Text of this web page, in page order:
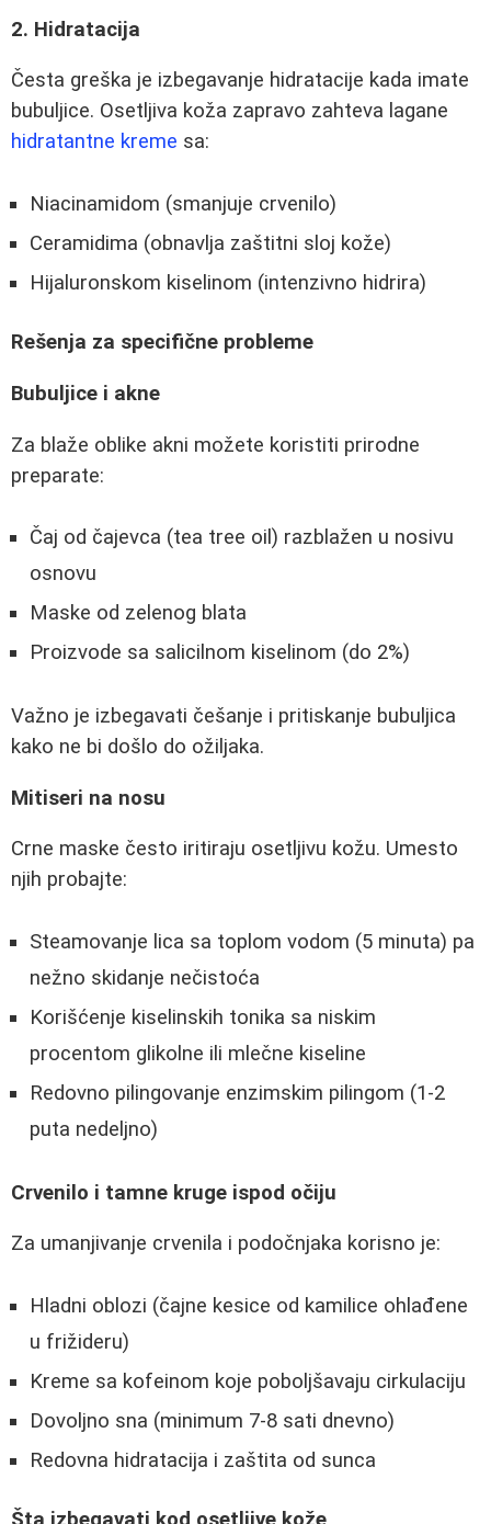
2. Hidratacija
Česta greška je izbegavanje hidratacije kada imate
bubuljice. Osetljiva koža zapravo zahteva lagane
hidratantne kreme sa:
Niacinamidom (smanjuje crvenilo)
Ceramidima (obnavlja zaštitni sloj kože)
Hijaluronskom kiselinom (intenzivno hidrira)
Rešenja za specifične probleme
Bubuljice i akne
Za blaže oblike akni možete koristiti prirodne
preparate:
Čaj od čajevca (tea tree oil) razblažen u nosivu
osnovu
Maske od zelenog blata
Proizvode sa salicilnom kiselinom (do 2%)
Važno je izbegavati češanje i pritiskanje bubuljica
kako ne bi došlo do ožiljaka.
Mitiseri na nosu
Crne maske često iritiraju osetljivu kožu. Umesto
njih probajte:
Steamovanje lica sa toplom vodom (5 minuta) pa
nežno skidanje nečistoća
Korišćenje kiselinskih tonika sa niskim
procentom glikolne ili mlečne kiseline
Redovno pilingovanje enzimskim pilingom (1-2
puta nedeljno)
Crvenilo i tamne kruge ispod očiju
Za umanjivanje crvenila i podočnjaka korisno je:
Hladni oblozi (čajne kesice od kamilice ohlađene
u frižideru)
Kreme sa kofeinom koje poboljšavaju cirkulaciju
Dovoljno sna (minimum 7-8 sati dnevno)
Redovna hidratacija i zaštita od sunca